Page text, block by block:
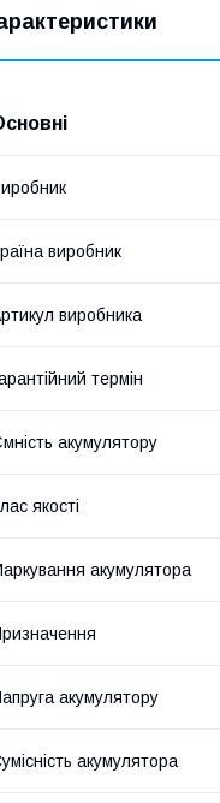
виробник
виробника
термін
акумулятору
якості
акумулятора
акумулятору
акумулятора